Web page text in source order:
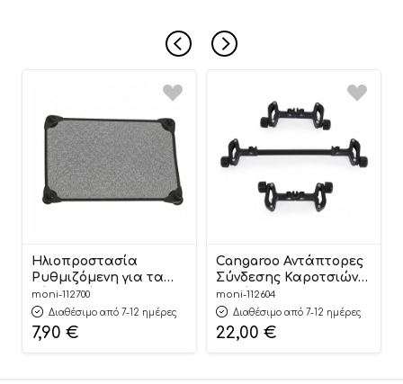
Ηλιοπροστασία
Ρυθμιζόμενη για τα
Πίσω Τζάμια Solix
3800146273347 –
Cangaroo
moni-112700
Διαθέσιμο από 7-12 ημέρες
7,90 €
Cangaroo Αντάπτορες
Σύνδεσης Καροτσιών
σε Δίδυμο TwinX
3800146272951
moni-112604
Διαθέσιμο από 7-12 ημέρες
22,00 €